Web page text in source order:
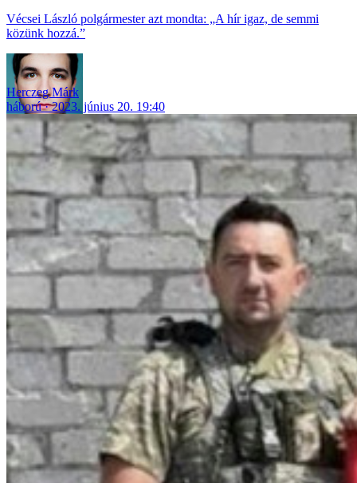
Vécsei László polgármester azt mondta: „A hír igaz, de semmi
közünk hozzá.”
Herczeg Márk
háború
2023. június 20. 19:40